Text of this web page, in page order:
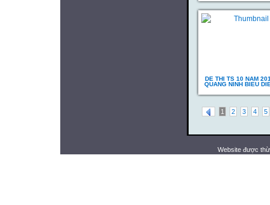
DE THI TS 10 NAM
QUANG NINH BIEU
1 2 3 4 5
Website được